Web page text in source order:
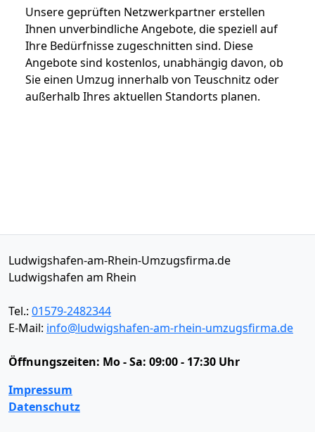
Unsere geprüften Netzwerkpartner erstellen
Ihnen unverbindliche Angebote, die speziell auf
Ihre Bedürfnisse zugeschnitten sind. Diese
Angebote sind kostenlos, unabhängig davon, ob
Sie einen Umzug innerhalb von Teuschnitz oder
außerhalb Ihres aktuellen Standorts planen.
Ludwigshafen-am-Rhein-Umzugsfirma.de
Ludwigshafen am Rhein
Tel.: 01579-2482344
E-Mail: info@ludwigshafen-am-rhein-umzugsfirma.de
Öffnungszeiten: Mo - Sa: 09:00 - 17:30 Uhr
Impressum
Datenschutz